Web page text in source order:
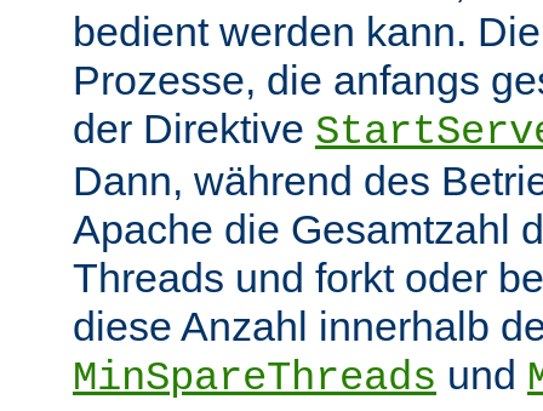
bedient werden kann.
Prozesse, die anfangs
der Direktive
Dann, während des
Apache die Gesamtzahl
Threads und forkt oder
diese Anzahl innerhalb
MinSpareThreads und